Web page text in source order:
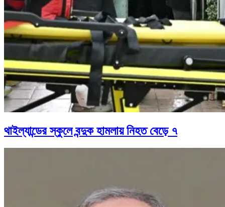
থাইল্যান্ডের স্কুলে বন্দুক হামলায় নিহত বেড়ে ৭